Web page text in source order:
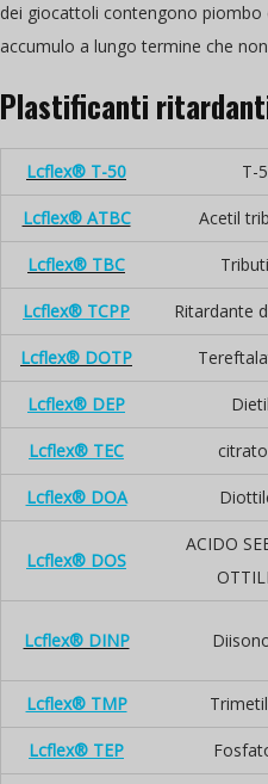
dei giocattoli contengono piombo
accumulo a lungo termine che
Plastificanti
Lcflex® T-50 T-
Lcflex® ATBC Acetil
Lcflex® TBC
Lcflex® TCPP Ritardante
Lcflex® DOTP
Lcflex® DEP
Lcflex® TEC
Lcflex® DOA
Lcflex® DOS
ACIDO
Lcflex® DINP
Lcflex® TMP
Lcflex® TEP